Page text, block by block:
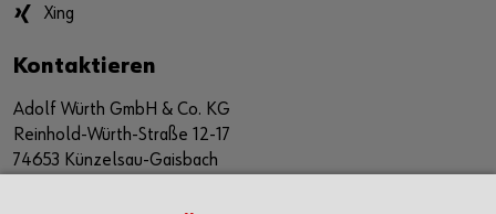
Xing
Kontaktieren
Adolf Würth GmbH & Co. KG
Reinhold-Würth-Straße 12-17
74653 Künzelsau-Gaisbach